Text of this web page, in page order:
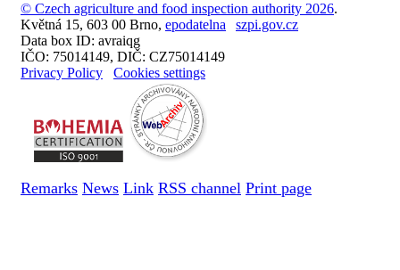
© Czech agriculture and food inspection authority 2026.
Květná 15, 603 00 Brno, epodatelna
szpi.gov.cz
Data box ID: avraiqg
IČO: 75014149, DIČ: CZ75014149
Privacy Policy
Cookies settings
Remarks News Link RSS channel Print page